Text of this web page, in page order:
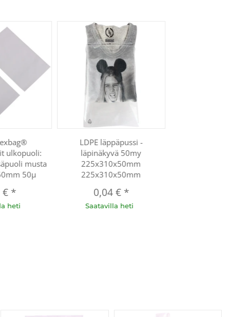
ulkopuoli:
musta
50µ
€ *
heti
LDPE läppäpussi -
läpinäkyvä 50my
225x310x50mm
225x310x50mm
0,04 € *
Saatavilla heti